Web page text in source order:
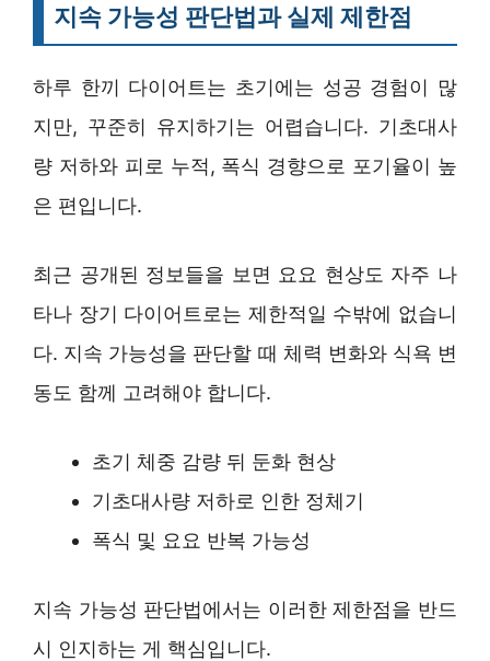
지속 가능성 판단법과 실제 제한점
하루 한끼 다이어트는 초기에는 성공 경험이 많
지만, 꾸준히 유지하기는 어렵습니다. 기초대사
량 저하와 피로 누적, 폭식 경향으로 포기율이 높
은 편입니다.
최근 공개된 정보들을 보면 요요 현상도 자주 나
타나 장기 다이어트로는 제한적일 수밖에 없습니
다. 지속 가능성을 판단할 때 체력 변화와 식욕 변
동도 함께 고려해야 합니다.
초기 체중 감량 뒤 둔화 현상
기초대사량 저하로 인한 정체기
폭식 및 요요 반복 가능성
지속 가능성 판단법에서는 이러한 제한점을 반드
시 인지하는 게 핵심입니다.